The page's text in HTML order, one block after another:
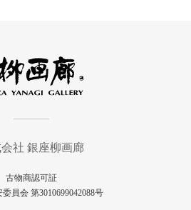
社 銀座柳画廊
古物商認可証
員会 第3010699042088号